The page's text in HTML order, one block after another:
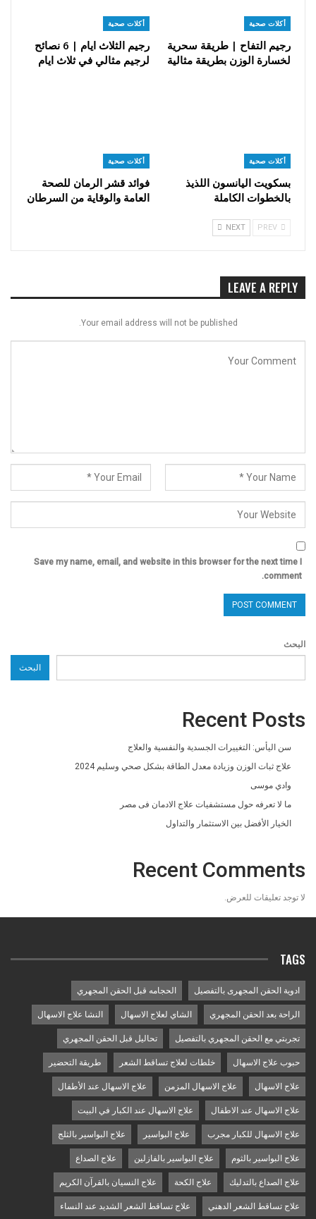
أكلات صحية
رجيم التفاح | طريقة سحرية
لخسارة الوزن بطريقة مثالية
أكلات صحية
رجيم الثلاث ايام | 6 نصائح
لرجيم مثالي في ثلاث ايام
أكلات صحية
بسكويت اليانسون اللذيذ
بالخطوات الكاملة
أكلات صحية
فوائد قشر الرمان للصحة
العامة والوقاية من السرطان
NEXT
LEAVE A REPLY
Your email address will not be published.
Save my name, email, and website in this browser for the next time I
comment.
البحث
البحث
Recent Posts
سن اليأس: التغييرات الجسدية والنفسية والعلاج
علاج ثبات الوزن وزيادة معدل الطاقة بشكل صحي وسليم 2024
وادي موسى
ما لا تعرفه حول مستشفيات علاج الادمان فى مصر
الخيار الأفضل بين الاستثمار والتداول
Recent Comments
لا توجد تعليقات للعرض.
TAGS
ادوية الحقن المجهرى بالتفصيل الحجامه قبل الحقن المجهري
الراحة بعد الحقن المجهري الشاي لعلاج الاسهال النشا علاج الاسهال
تجربتي مع الحقن المجهري بالتفصيل تحاليل قبل الحقن المجهري
حبوب علاج الاسهال خلطات لعلاج تساقط الشعر طريقة التحضير
علاج الاسهال علاج الاسهال المزمن علاج الاسهال عند الأطفال
علاج الاسهال عند الاطفال علاج الاسهال عند الكبار في البيت
علاج الاسهال للكبار مجرب علاج البواسير علاج البواسير بالثلج
علاج البواسير بالثوم علاج البواسير بالفازلين علاج الصداع
علاج الصداع بالتدليك علاج الكحة علاج النسيان بالقرآن الكريم
علاج تساقط الشعر الدهني علاج تساقط الشعر الشديد عند النساء